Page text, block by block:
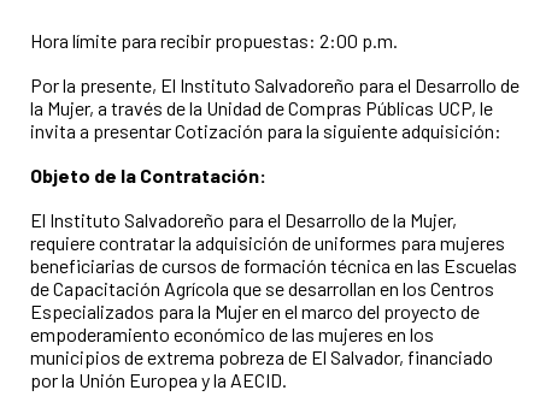
Hora límite para recibir propuestas: 2:00 p.m.
Por la presente, El Instituto Salvadoreño para el Desarrollo de
la Mujer, a través de la Unidad de Compras Públicas UCP, le
invita a presentar Cotización para la siguiente adquisición:
Objeto de la Contratación:
El Instituto Salvadoreño para el Desarrollo de la Mujer,
requiere contratar la adquisición de uniformes para mujeres
beneficiarias de cursos de formación técnica en las Escuelas
de Capacitación Agrícola que se desarrollan en los Centros
Especializados para la Mujer en el marco del proyecto de
empoderamiento económico de las mujeres en los
municipios de extrema pobreza de El Salvador, financiado
por la Unión Europea y la AECID.